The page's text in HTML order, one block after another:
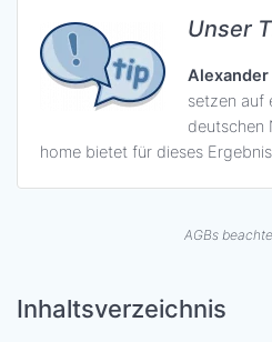
Unser
setzen auf
deutschen
home bietet für dieses
AGBs
Inhaltsverzeichnis